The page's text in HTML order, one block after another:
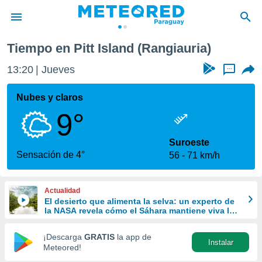
de
ha
calidad.
a este
las
y
forma
digital
basada
Tiempo en Pitt Island (Rangiauria)
13:20 Jueves ...
Nubes y claros
9°
Sensación de 4°
Suroeste
56
71 km/h
Actualidad
El desierto que alimenta la selva: un experto de
la NASA revela cómo el Sáhara mantiene viva la
¡Descarga GRATIS la app de
Meteored!
Instalar